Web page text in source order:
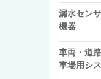
漏水セン
機器
車両・道
車場用シ